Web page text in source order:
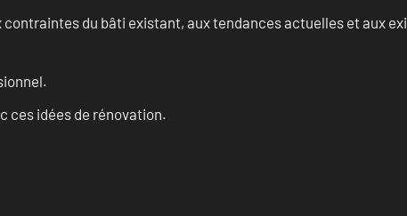
du bâti existant, aux tendances actuelles et aux
ces idées de rénovation.